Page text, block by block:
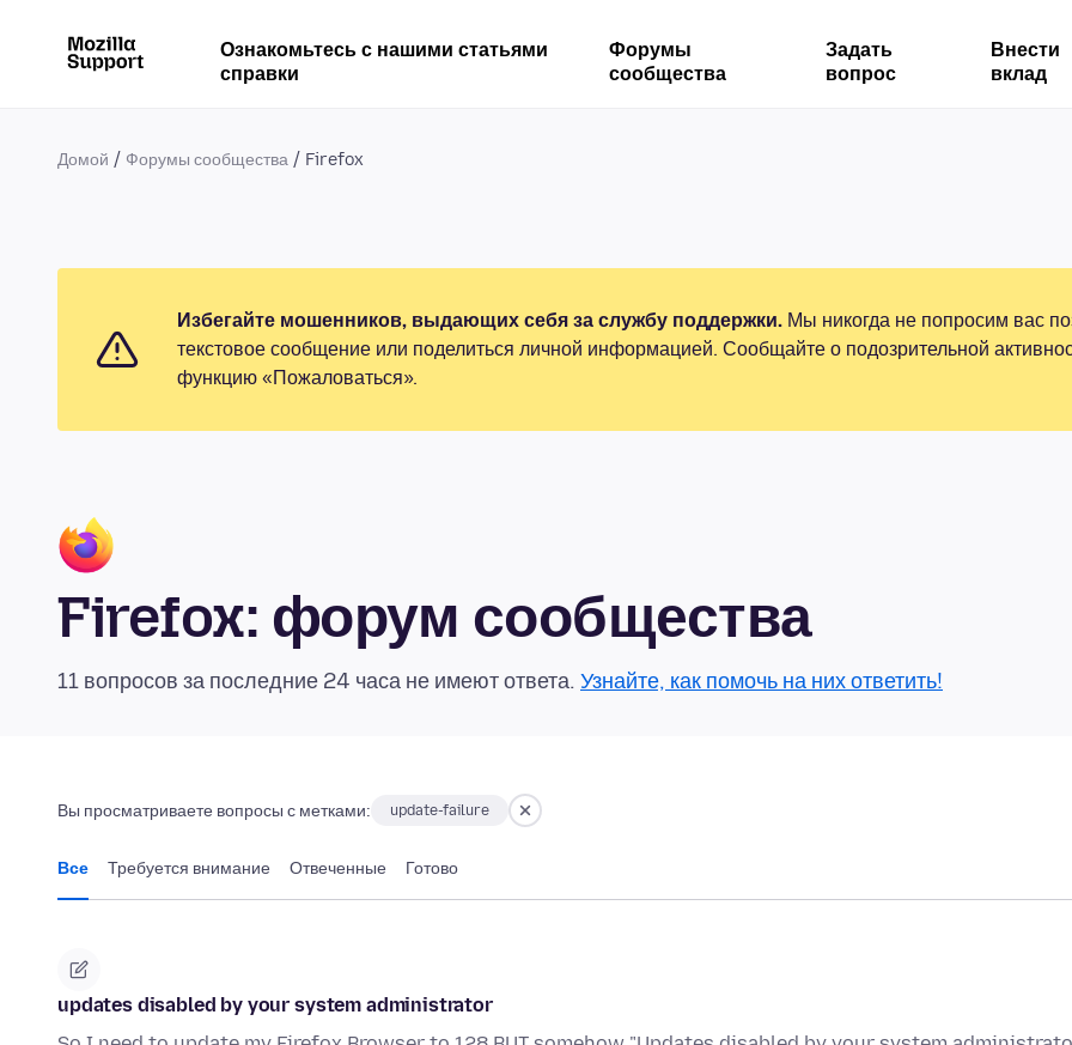
Ознакомьтесь с нашими статьями
справки
Форумы
сообщества
Задать
вопрос
Внести
вклад
Домой Форумы сообщества Firefox
Избегайте мошенников, выдающих себя за службу поддержки. Мы никогда не попросим вас
текстовое сообщение или поделиться личной информацией. Сообщайте о подозрительной
функцию «Пожаловаться».
Firefox: форум сообщества
11 вопросов за последние 24 часа не имеют ответа. Узнайте, как помочь на них ответить!
Вы просматриваете вопросы с метками: update-failure
Все Требуется внимание Отвеченные Готово
updates disabled by your system administrator